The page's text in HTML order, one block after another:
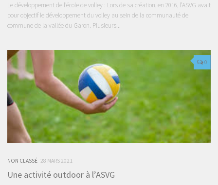
Le développement de l’école de volley : Lors de sa création, en 2016, l’ASVG avait
pour objectif le développement du volley au sein de la communauté de
commune de la vallée du Garon. Plusieurs...
0
NON CLASSÉ 28 MARS 2021
Une activité outdoor à l’ASVG